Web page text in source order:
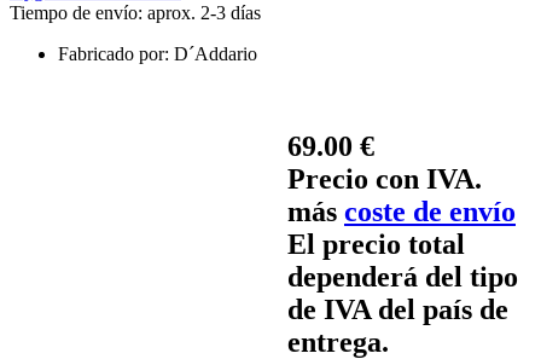
Tiempo de envío: aprox. 2-3 días
Fabricado por: D´Addario
69.00 €
Precio con IVA.
más coste de envío
El precio total
dependerá del tipo
de IVA del país de
entrega.